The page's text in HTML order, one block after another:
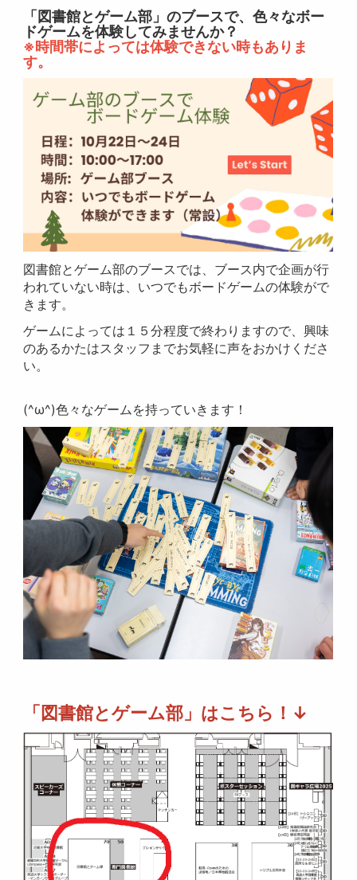
「図書館とゲーム部」のブースで、色々なボー
ドゲームを体験してみませんか？
※時間帯によっては体験できない時もありま
す。
図書館とゲーム部のブースでは、ブース内で企画が行
われていない時は、いつでもボードゲームの体験がで
きます。
ゲームによっては１５分程度で終わりますので、興味
のあるかたはスタッフまでお気軽に声をおかけくださ
い。
(^ω^)色々なゲームを持っていきます！
「図書館とゲーム部」はこちら！↓